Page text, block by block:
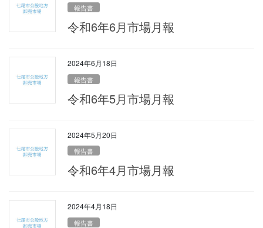
報告書
令和6年6月市場月報
2024年6月18日
報告書
令和6年5月市場月報
2024年5月20日
報告書
令和6年4月市場月報
2024年4月18日
報告書